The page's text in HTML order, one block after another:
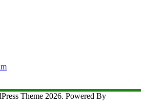
Theme 2026. Powered By